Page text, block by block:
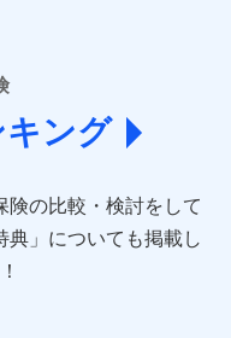
式会社
)
www.axa-
会社 (https://www.e-
sonpo)
ング
険の比較・検討をして
典」についても掲載し